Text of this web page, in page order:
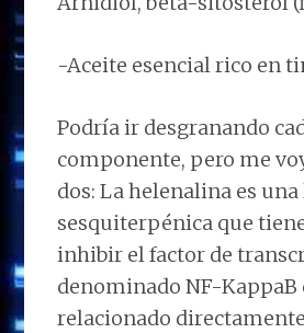
-Aceite esencial rico en
Podría ir desgranando
componente, pero me
dos: La helenalina es
sesquiterpénica que
inhibir el factor de
denominado NF-KappaB
relacionado